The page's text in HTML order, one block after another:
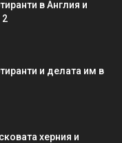
в Англия и
2
и делата им в
херния и